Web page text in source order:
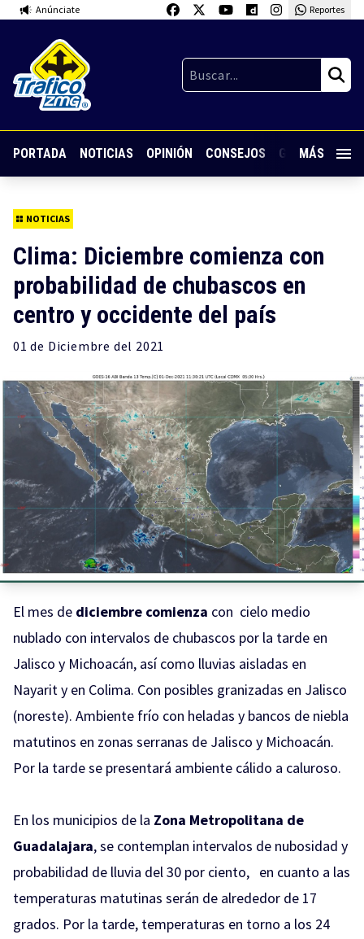
Anúnciate Reportes
PORTADA NOTICIAS OPINIÓN CONSEJOS GUARDIA
MÁS
NOTICIAS
Clima: Diciembre comienza con
probabilidad de chubascos en
centro y occidente del país
01 de Diciembre del 2021
El mes de diciembre comienza con cielo medio
nublado con intervalos de chubascos por la tarde en
Jalisco y Michoacán, así como lluvias aisladas en
Nayarit y en Colima. Con posibles granizadas en Jalisco
(noreste). Ambiente frío con heladas y bancos de niebla
matutinos en zonas serranas de Jalisco y Michoacán.
Por la tarde se presentará ambiente cálido a caluroso.
En los municipios de la Zona Metropolitana de
Guadalajara, se contemplan intervalos de nubosidad y
probabilidad de lluvia del 30 por ciento, en cuanto a las
temperaturas matutinas serán de alrededor de 17
grados. Por la tarde, temperaturas en torno a los 24